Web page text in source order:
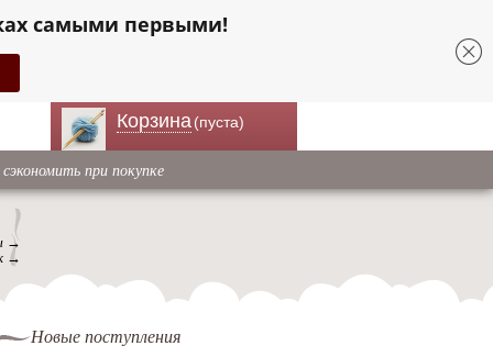
самыми первыми!
Корзина(пуста)
при покупке
→
→
Новые поступления